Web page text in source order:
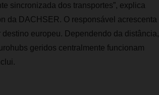
sincronizada dos transportes”, explica
da DACHSER. O responsável acrescenta
europeu. Dependendo da distância,
geridos centralmente funcionam